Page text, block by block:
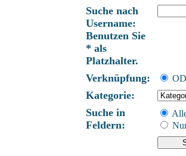
Suche nach
Username:
Benutzen Sie
* als
Platzhalter.
Verknüpfung:
Kategorie:
Suche in
Feldern: